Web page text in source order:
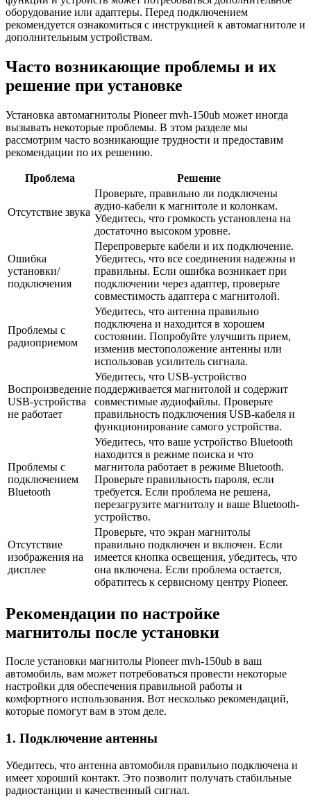
оборудование или адаптеры. Перед подключением
рекомендуется ознакомиться с инструкцией к автомагнитоле и
дополнительным устройствам.
Часто возникающие проблемы и их
решение при установке
Установка автомагнитолы Pioneer mvh-150ub может иногда
вызывать некоторые проблемы. В этом разделе мы
рассмотрим часто возникающие трудности и предоставим
рекомендации по их решению.
Проблема Решение
Отсутствие звука
Проверьте, правильно ли подключены
аудио-кабели к магнитоле и колонкам.
Убедитесь, что громкость установлена на
достаточно высоком уровне.
Ошибка
установки/
подключения
Перепроверьте кабели и их подключение.
Убедитесь, что все соединения надежны и
правильны. Если ошибка возникает при
подключении через адаптер, проверьте
совместимость адаптера с магнитолой.
Проблемы с
радиоприемом
Убедитесь, что антенна правильно
подключена и находится в хорошем
состоянии. Попробуйте улучшить прием,
изменив местоположение антенны или
использовав усилитель сигнала.
Воспроизведение
USB-устройства
не работает
Убедитесь, что USB-устройство
поддерживается магнитолой и содержит
совместимые аудиофайлы. Проверьте
правильность подключения USB-кабеля и
функционирование самого устройства.
Проблемы с
подключением
Bluetooth
Убедитесь, что ваше устройство Bluetooth
находится в режиме поиска и что
магнитола работает в режиме Bluetooth.
Проверьте правильность пароля, если
требуется. Если проблема не решена,
перезагрузите магнитолу и ваше Bluetooth-
устройство.
Отсутствие
изображения на
дисплее
Проверьте, что экран магнитолы
правильно подключен и включен. Если
имеется кнопка освещения, убедитесь, что
она включена. Если проблема остается,
обратитесь к сервисному центру Pioneer.
Рекомендации по настройке
магнитолы после установки
После установки магнитолы Pioneer mvh-150ub в ваш
автомобиль, вам может потребоваться провести некоторые
настройки для обеспечения правильной работы и
комфортного использования. Вот несколько рекомендаций,
которые помогут вам в этом деле.
1. Подключение антенны
Убедитесь, что антенна автомобиля правильно подключена и
имеет хороший контакт. Это позволит получать стабильные
радиостанции и качественный сигнал.